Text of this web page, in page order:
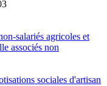
salariés agricoles et
associés non
sociales d'artisan